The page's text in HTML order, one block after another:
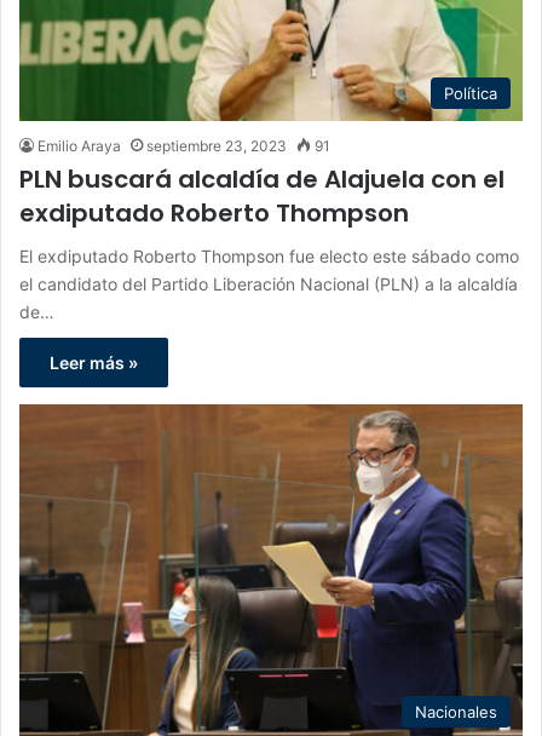
Política
Emilio Araya septiembre 23, 2023 91
PLN buscará alcaldía de Alajuela con el
exdiputado Roberto Thompson
El exdiputado Roberto Thompson fue electo este sábado como
el candidato del Partido Liberación Nacional (PLN) a la alcaldía
de…
Leer más »
Nacionales